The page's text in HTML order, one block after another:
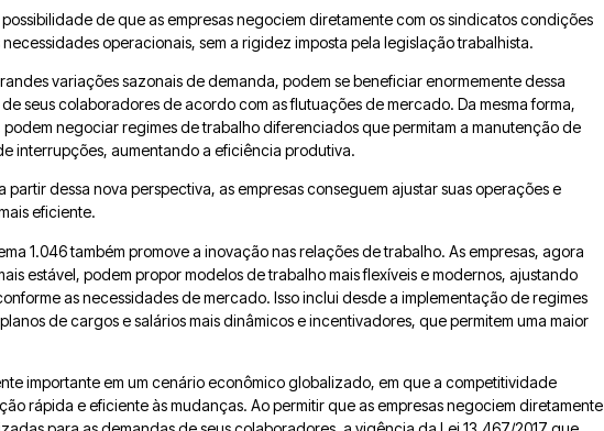
de que as empresas negociem diretamente com os sindicatos condições
operacionais, sem a rigidez imposta pela legislação trabalhista.
variações sazonais de demanda, podem se beneficiar enormemente dessa
seus colaboradores de acordo com as flutuações de mercado. Da mesma forma,
negociar regimes de trabalho diferenciados que permitam a manutenção de
interrupções, aumentando a eficiência produtiva.
dessa nova perspectiva, as empresas conseguem ajustar suas operações e
eficiente.
1.046 também promove a inovação nas relações de trabalho. As empresas, agora
estável, podem propor modelos de trabalho mais flexíveis e modernos, ajustando
as necessidades de mercado. Isso inclui desde a implementação de regimes
de cargos e salários mais dinâmicos e incentivadores, que permitem uma maior
importante em um cenário econômico globalizado, em que a competitividade
rápida e eficiente às mudanças. Ao permitir que as empresas negociem diretamente